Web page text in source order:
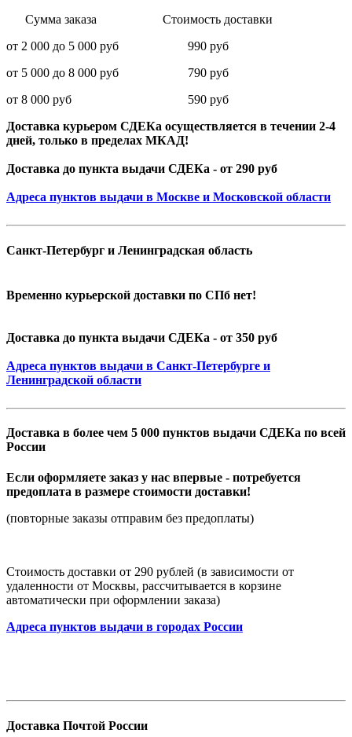
Сумма заказа Стоимость доставки
от 2 000 до 5 000 руб 990 руб
от 5 000 до 8 000 руб 790 руб
от 8 000 руб 590 руб
Доставка курьером СДЕКа осуществляется в течении 2-4
дней, только в пределах МКАД!
Доставка до пункта выдачи СДЕКа - от 290 руб
Адреса пунктов выдачи в Москве и Московской области
Санкт-Петербург и Ленинградская область
Временно курьерской доставки по СПб нет!
Доставка до пункта выдачи СДЕКа - от 350 руб
Адреса пунктов выдачи в Санкт-Петербурге и
Ленинградской области
Доставка в более чем 5 000 пунктов выдачи СДЕКа по всей
России
Если оформляете заказ у нас впервые - потребуется
предоплата в размере стоимости доставки!
(повторные заказы отправим без предоплаты)
Стоимость доставки от 290 рублей (в зависимости от
удаленности от Москвы, рассчитывается в корзине
автоматически при оформлении заказа)
Адреса пунктов выдачи в городах России
Доставка Почтой России